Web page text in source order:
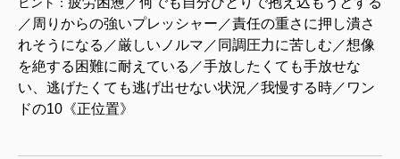
／周りからの強いプレッシャー／責任の重さに押し潰さ
れそうになる／厳しいノルマ／同調圧力に苦しむ／想像
を絶する困難に耐えている／手放したくても手放せな
い、逃げたくても逃げ出せない状況／我慢する時／ワン
ドの10《正位置》